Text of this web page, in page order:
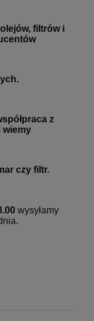
filtrów i
z
wiemy
czy filtr.
wysyłamy